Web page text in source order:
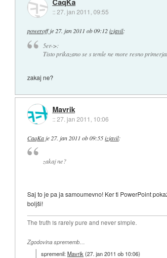
::27. jan 2011, 09:55
poweroffje 27. jan 2011 ob 09:12 izjavil:
5er->:
Tisto prikazano se s temle ne more resno
zakaj ne?
Mavrik
::27. jan 2011, 10:06
CaqKa je 27. jan 2011 ob 09:55 izjavil:
zakaj ne?
Saj to je pa ja samoumevno! Ker ti PowerPoint
boljši!
The truth is rarely pure and never simple.
Zgodovina sprememb…
spremenil:Mavrik (27. jan 2011 ob 10:06)